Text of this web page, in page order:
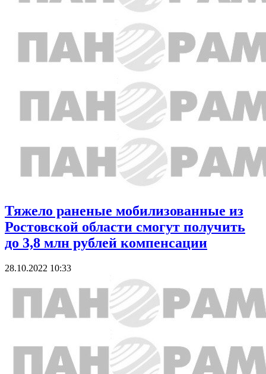
Тяжело раненые мобилизованные из
Ростовской области смогут получить
до 3,8 млн рублей компенсации
28.10.2022 10:33